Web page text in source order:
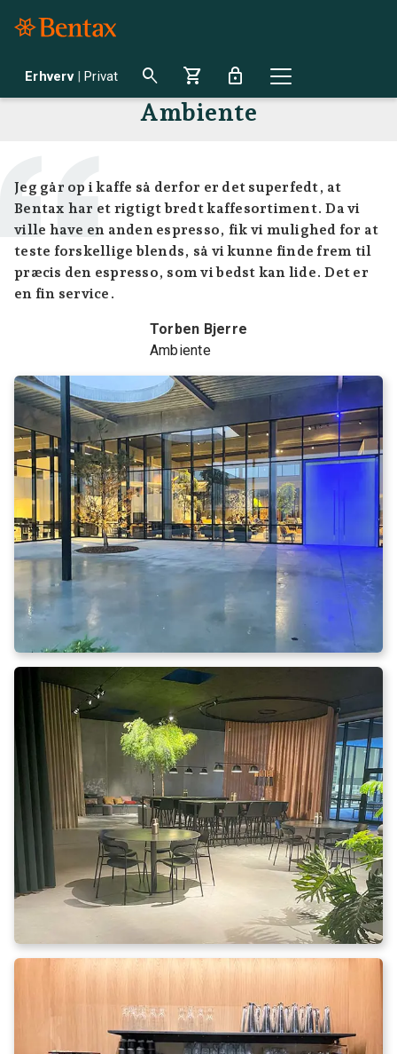
Erhverv | Privat search shopping_cart lock
Ambiente
Jeg går op i kaffe så derfor er det superfedt, at
Bentax har et rigtigt bredt kaffesortiment. Da vi
ville have en anden espresso, fik vi mulighed for at
teste forskellige blends, så vi kunne finde frem til
præcis den espresso, som vi bedst kan lide. Det er
en fin service.
Torben Bjerre
Ambiente